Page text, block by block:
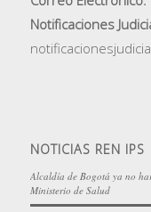
Notificaciones
NOTICIAS REN IPS
Alcaldía de Bogotá ya no
Ministerio de Salud